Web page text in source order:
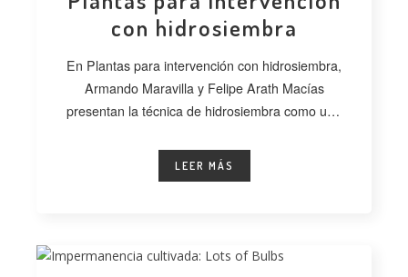
con hidrosiembra
En Plantas para intervención con hidrosiembra,
Armando Maravilla y Felipe Arath Macías
presentan la técnica de hidrosiembra como una
LEER MÁS